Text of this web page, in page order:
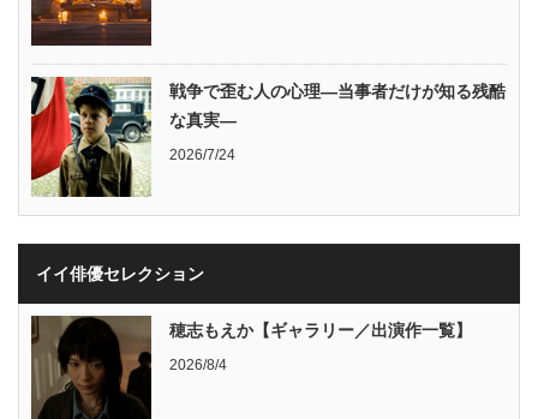
戦争で歪む人の心理―当事者だけが知る残酷
な真実―
2026/7/24
イイ俳優セレクション
穂志もえか【ギャラリー／出演作一覧】
2026/8/4